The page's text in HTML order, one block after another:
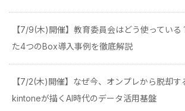
【7/9(木)開催】教育委員会はどう使っている
た4つのBox導入事例を徹底解説
【7/2(木)開催】なぜ今、オンプレから脱却
kintoneが描くAI時代のデータ活用基盤